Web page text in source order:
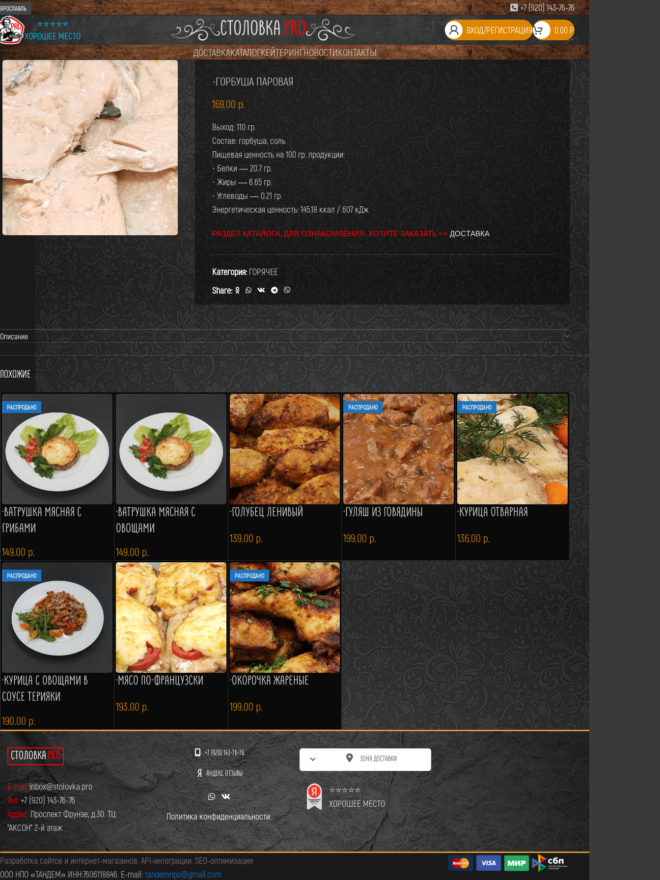
ЯРОСЛАВЛЬ
+7 (920) 143-76-76
⭐⭐⭐⭐⭐
ХОРОШЕЕ МЕСТО
СТОЛОВКА.PRO ВХОД/РЕГИСТРАЦИЯ 0.00 Р.
ДОСТАВКАКАТАЛОГКЕЙТЕРИНГНОВОСТИКОНТАКТЫ
·ГОРБУША ПАРОВАЯ
169.00 р.
Выход: 110 гр.
Состав: горбуша, соль
Пищевая ценность на 100 гр. продукции:
· Белки — 20.7 гр.
· Жиры — 6.65 гр.
· Углеводы — 0.21 гр.
Энергетическая ценность: 145.18 ккал / 607 кДж
РАЗДЕЛ КАТАЛОГА. ДЛЯ ОЗНАКОМЛЕНИЯ. ХОТИТЕ ЗАКАЗАТЬ => ДОСТАВКА
Категория: ГОРЯЧЕЕ
Share:
Описание
Похожие
РАСПРОДАНО
·ВАТРУШКА МЯСНАЯ С
ГРИБАМИ
149.00 р.
·ВАТРУШКА МЯСНАЯ С
ОВОЩАМИ
149.00 р.
·ГОЛУБЕЦ ЛЕНИВЫЙ
139.00 р.
РАСПРОДАНО
·ГУЛЯШ ИЗ ГОВЯДИНЫ
199.00 р.
РАСПРОДАНО
·КУРИЦА ОТВАРНАЯ
136.00 р.
РАСПРОДАНО
·КУРИЦА С ОВОЩАМИ В
СОУСЕ ТЕРИЯКИ
190.00 р.
·МЯСО ПО-ФРАНЦУЗСКИ
193.00 р.
РАСПРОДАНО
·ОКОРОЧКА ЖАРЕНЫЕ
199.00 р.
СТОЛОВКА.PRO
E-mai:inbox@stolovka.pro
Тел.:+7 (920) 143-76-76
Адрес: Проспект Фрунзе, д.30. ТЦ
"АКСОН" 2-й этаж
+7 (920) 143-76-76
ЯНДЕКС ОТЗЫВЫ
Политика конфиденциальности.
ЗОНА ДОСТАВКИ
⭐⭐⭐⭐⭐
ХОРОШЕЕ МЕСТО
Разработка сайтов и интернет‑магазинов. API‑интеграции. SEO-оптимизация:
ООО НПО «ТАНДЕМ» ИНН:7606118846. E-mail:tandemnpo@gmail.com
Продолжая использовать сайт, вы даете
согласие на обработку файлов cookie
не хотите, чтобы ваши данные